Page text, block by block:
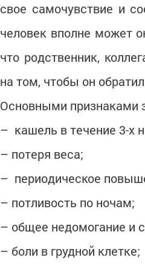
свое самочувствие и
человек вполне может
что родственник,
на том, чтобы он
Основными признаками
– кашель в течение 3-х
– потеря веса;
– периодическое
– потливость по ночам;
– общее недомогание и
– боли в грудной клетке;